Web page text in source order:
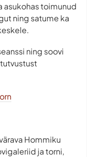
asukohas toimunud
ning satume ka
ning soovi
Hommiku
ja torni,